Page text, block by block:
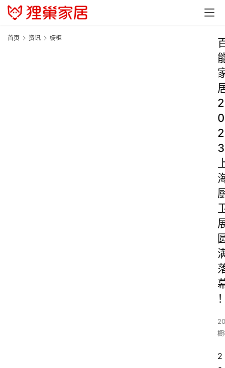
首页 资讯 橱柜
2
0
2
3
2